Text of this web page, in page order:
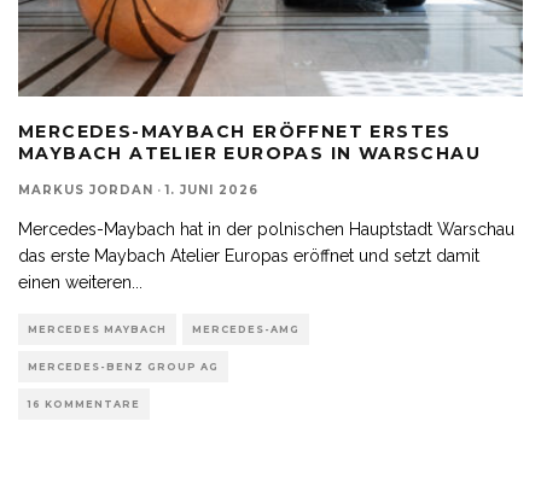
MERCEDES-MAYBACH ERÖFFNET ERSTES
MAYBACH ATELIER EUROPAS IN WARSCHAU
MARKUS JORDAN · 1. JUNI 2026
Mercedes-Maybach hat in der polnischen Hauptstadt Warschau
das erste Maybach Atelier Europas eröffnet und setzt damit
einen weiteren
MERCEDES MAYBACH MERCEDES-AMG
MERCEDES-BENZ GROUP AG
16 KOMMENTARE